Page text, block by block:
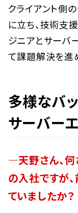
クライアント側
に立ち、技術支
ジニアとサーバ
て課題解決を進
多様なバ
サーバー
―天野さん、何
の入社ですが
ていましたか？